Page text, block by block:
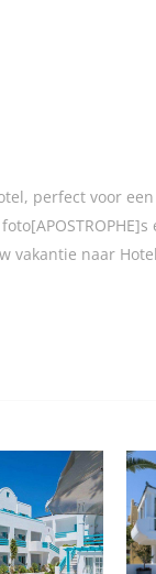
perfect voor
vakantie naar